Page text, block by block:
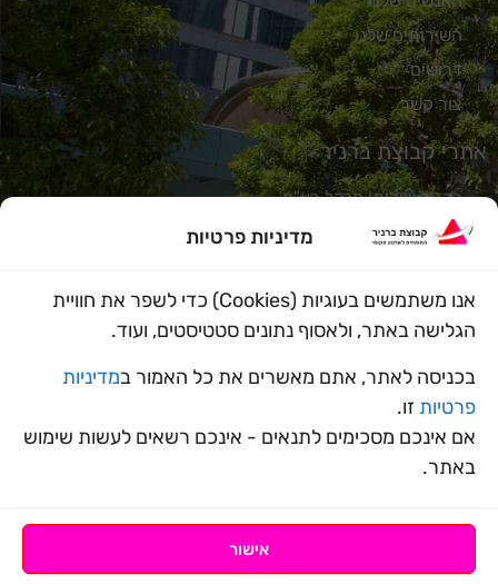
מדיניות פרטיות
אנו משתמשים בעוגיות (Cookies) כדי לשפר את חוויית
הגלישה באתר, ולאסוף נתונים סטטיסטים, ועוד.
בכניסה לאתר, אתם מאשרים את כל האמור במדיניות
פרטיות זו.
אם אינכם מסכימים לתנאים - אינכם רשאים לעשות שימוש
באתר.
אישור
השירותים שלנו
דרושים
צור קשר
אתרי קבוצת ברניר
ברניר שירותי מנהל בע"מ
אורבניקס
מידד הלוי
מוניטק
משו"ב
הצהרת נגישותמדיניות פרטיות